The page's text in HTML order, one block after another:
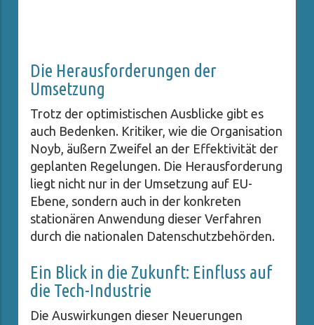
Die Herausforderungen der
Umsetzung
Trotz der optimistischen Ausblicke gibt es
auch Bedenken. Kritiker, wie die Organisation
Noyb, äußern Zweifel an der Effektivität der
geplanten Regelungen. Die Herausforderung
liegt nicht nur in der Umsetzung auf EU-
Ebene, sondern auch in der konkreten
stationären Anwendung dieser Verfahren
durch die nationalen Datenschutzbehörden.
Ein Blick in die Zukunft: Einfluss auf
die Tech-Industrie
Die Auswirkungen dieser Neuerungen